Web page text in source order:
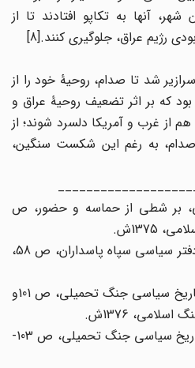
آنها به تکاپو افتادند تا از
رژیم عراق، جلوگیری کنند.[8]
شد تا صدام، روحیۀ خود را از
بر اثر تضعیف روحیۀ عراق و
غرب و آمریکا دلسرد شوند؛ از
به رغم این شکست سنگین،
بر شطی از حماسه و حضور، ص
[2] . گذری بر دو سال جنگ، دفتر سیاسی سپاه پاسداران، ص 58،
[3] . ر.ک: علی اکبر ولایتی، تاریخ سیاسی جنگ تحمیلی، ص 101و
[4] . ر.ک: علی اکبر ولایتی، تاریخ سیاسی جنگ تحمیلی، ص 103-